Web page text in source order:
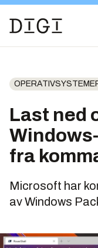
Last ned
fra
Microsoft har
av Windows